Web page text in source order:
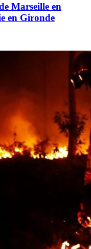
Marseille en
en Gironde